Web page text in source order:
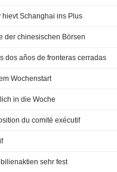
hievt Schanghai ins Plus
der chinesischen Börsen
dos años de fronteras cerradas
Wochenstart
in die Woche
du comité exécutif
sehr fest